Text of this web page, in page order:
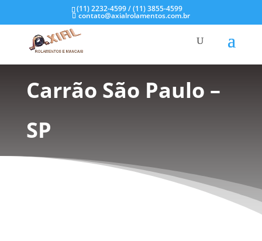
(11) 2232-4599 / (11) 3855-4599
contato@axialrolamentos.com.br
Selos Mecânicos no
Carrão São Paulo –
SP